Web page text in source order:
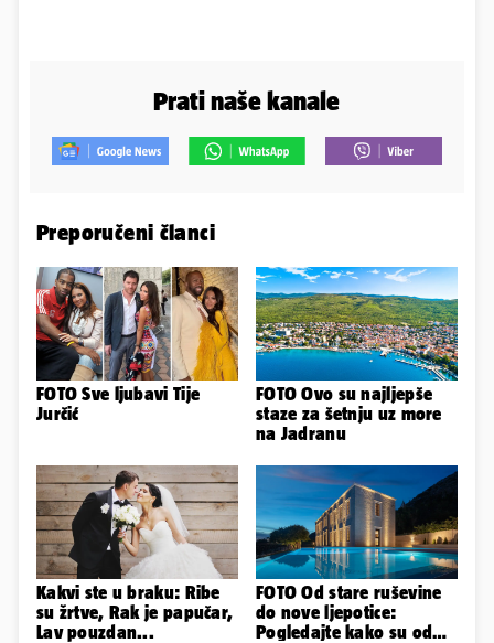
Prati naše kanale
Preporučeni članci
FOTO Sve ljubavi Tije
Jurčić
FOTO Ovo su najljepše
staze za šetnju uz more
na Jadranu
Kakvi ste u braku: Ribe
su žrtve, Rak je papučar,
Lav pouzdan...
FOTO Od stare ruševine
do nove ljepotice:
Pogledajte kako su od